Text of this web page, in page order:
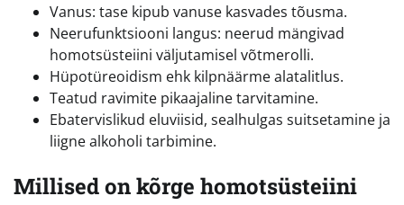
Vanus: tase kipub vanuse kasvades tõusma.
Neerufunktsiooni langus: neerud mängivad
homotsüsteiini väljutamisel võtmerolli.
Hüpotüreoidism ehk kilpnäärme alatalitlus.
Teatud ravimite pikaajaline tarvitamine.
Ebatervislikud eluviisid, sealhulgas suitsetamine ja
liigne alkoholi tarbimine.
Millised on kõrge homotsüsteiini